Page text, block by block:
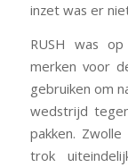
inzet was er
RUSH was
merken voor
gebruiken om
wedstrijd
pakken.
trok